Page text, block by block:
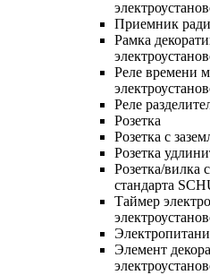
Приемник
Рамка
Реле времени
Реле
Розетка
Розетка с
Розетка
Розетка/вилка
стандарта
Таймер
Элемент